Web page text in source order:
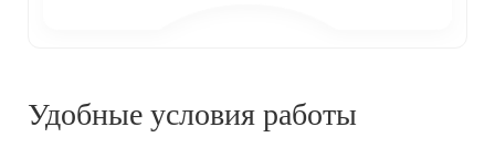
Удобные условия работы